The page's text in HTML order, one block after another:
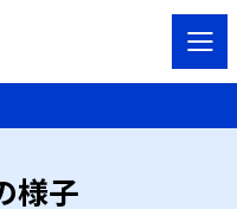
様子